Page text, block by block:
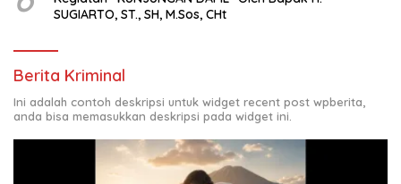
SUGIARTO, ST., SH, M.Sos, CHt
Berita Kriminal
Ini adalah contoh deskripsi untuk widget recent post wpberita,
anda bisa memasukkan deskripsi pada widget ini.